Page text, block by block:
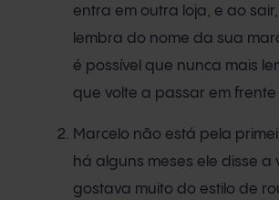
entra em outra loja, e ao
lembra do nome da sua
é possível que nunca mais
que volte a passar em frente
Marcelo não está pela
há alguns meses ele disse a
gostava muito do estilo de